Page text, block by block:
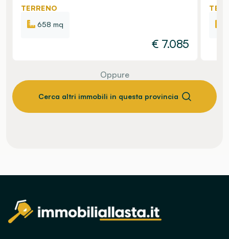
TERRENO
658 mq
€ 7.085
Oppure
Cerca altri immobili in questa provincia